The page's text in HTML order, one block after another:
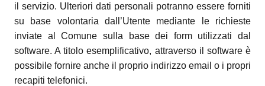
il servizio. Ulteriori dati personali potranno essere forniti
su base volontaria dall’Utente mediante le richieste
inviate al Comune sulla base dei form utilizzati dal
software. A titolo esemplificativo, attraverso il software è
possibile fornire anche il proprio indirizzo email o i propri
recapiti telefonici.